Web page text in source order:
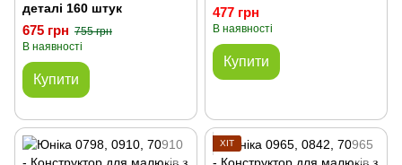
деталі 160 штук
675 грн 755 грн
В наявності
Купити
477 грн
В наявності
Купити
ХІТ